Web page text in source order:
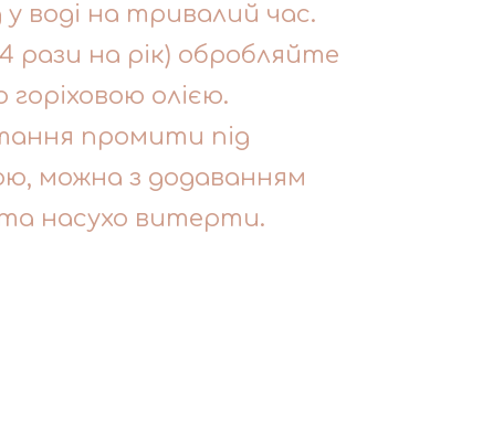
воді на тривалий час.
рази на рік) обробляйте
горіховою олією.
промити під
можна з додаванням
насухо витерти.